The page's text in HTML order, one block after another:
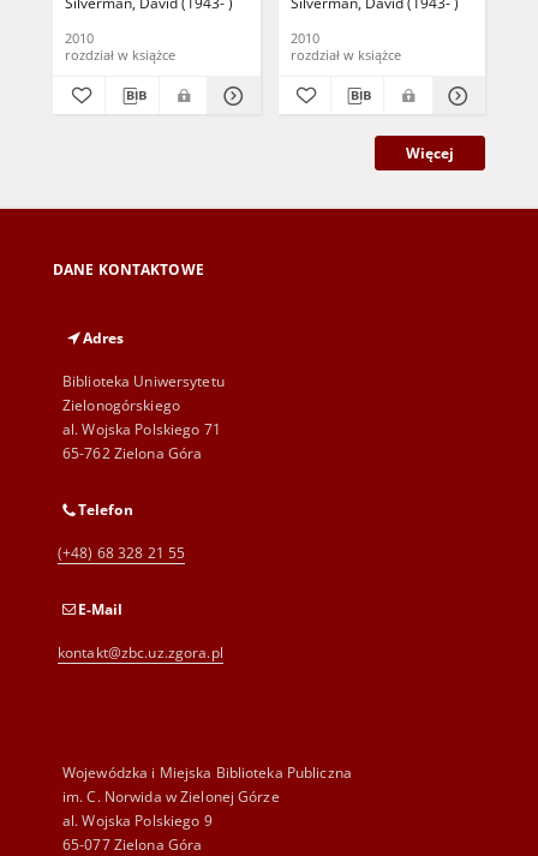
tylko dla osób z
2010
rozdział w książce
wzroku)
2010
rozdział w książce
Więcej
DANE KONTAKTOWE
Adres
Biblioteka Uniwersytetu
Zielonogórskiego
al. Wojska Polskiego 71
65-762 Zielona Góra
Telefon
(+48) 68 328 21 55
E-Mail
kontakt@zbc.uz.zgora.pl
Wojewódzka i Miejska Biblioteka Publiczna
im. C. Norwida w Zielonej Górze
al. Wojska Polskiego 9
65-077 Zielona Góra